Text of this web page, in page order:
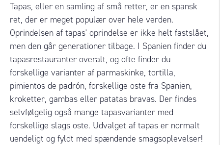
Tapas, eller en samling af små retter, er en spansk
ret, der er meget populær over hele verden.
Oprindelsen af ​​tapas' oprindelse er ikke helt fastslået,
men den går generationer tilbage. I Spanien finder du
tapasrestauranter overalt, og ofte finder du
forskellige varianter af parmaskinke, tortilla,
pimientos de padrón, forskellige oste fra Spanien,
kroketter, gambas eller patatas bravas. Der findes
selvfølgelig også mange tapasvarianter med
forskellige slags oste. Udvalget af tapas er normalt
uendeligt og fyldt med spændende smagsoplevelser!